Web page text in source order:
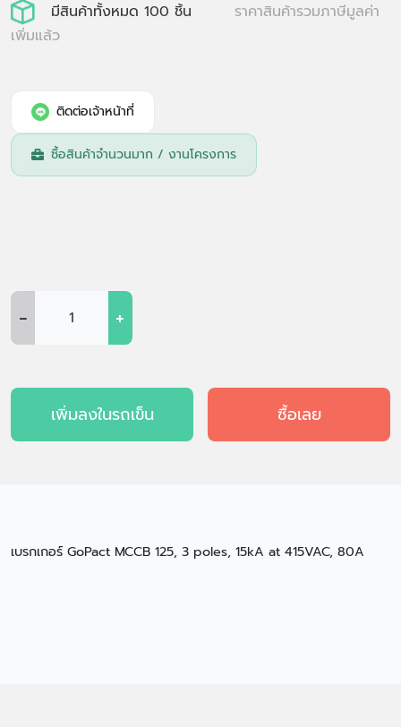
มีสินค้าทั้งหมด 100 ชิ้น
ราคาสินค้ารวมภาษีมูลค่า
เพิ่มแล้ว
ติดต่อเจ้าหน้าที่
ซื้อสินค้าจำนวนมาก / งานโครงการ
- +
เพิ่มลงในรถเข็น ซื้อเลย
เบรกเกอร์ GoPact MCCB 125, 3 poles, 15kA at 415VAC, 80A